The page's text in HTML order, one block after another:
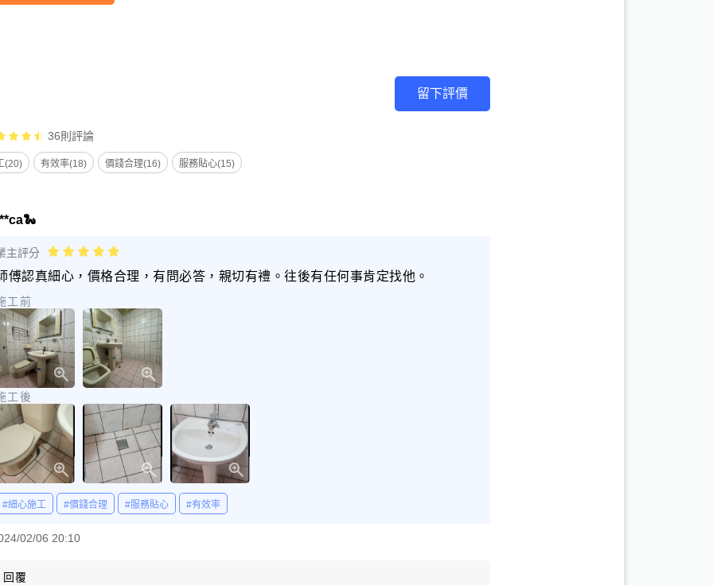
留下評價
36則評論
(20) 有效率(18) 價錢合理(16) 服務貼心(15)
主評分
傅認真細心，價格合理，有問必答，親切有禮。往後有任何事肯定找他。
工前
工後
#細心施工 #價錢合理 #服務貼心 #有效率
02/06 20:10
回覆